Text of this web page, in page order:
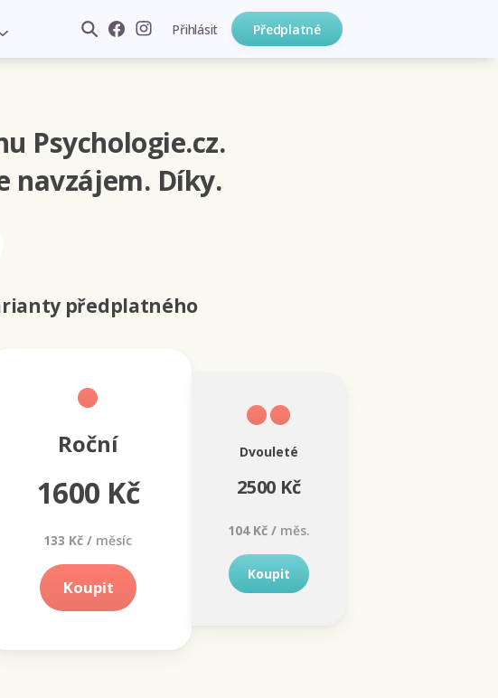
Přihlásit Předplatné
Psychologie.cz.
navzájem. Díky.
předplatného
Roční
1600 Kč
133 Kč / měsíc
Koupit
Dvouleté
2500 Kč
104 Kč /měs.
Koupit